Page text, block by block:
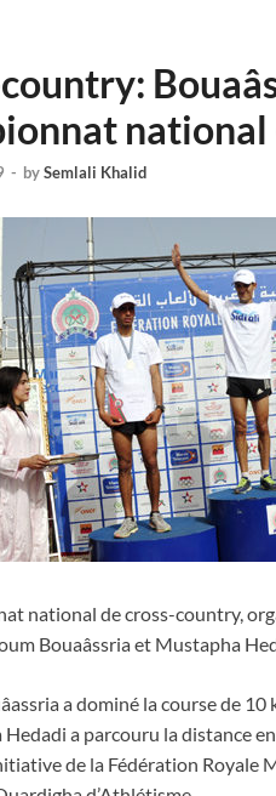
national
- bySemlali Khalid
national de cross-country,
Bouaâssria et Mustapha
a dominé la course de
a parcouru la distance
de la Fédération Royale